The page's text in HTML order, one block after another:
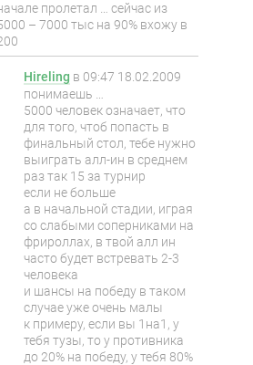
пролетал … сейчас из
– 7000 тыс на 90% вхожу в
Hireling в 09:47 18.02.2009
понимаешь …
5000 человек означает, что
для того, чтоб попасть в
финальный стол, тебе нужно
выиграть алл-ин в среднем
раз так 15 за турнир
если не больше
а в начальной стадии, играя
со слабыми соперниками на
фрироллах, в твой алл ин
часто будет встревать 2-3
человека
и шансы на победу в таком
случае уже очень малы
к примеру, если вы 1на1, у
тебя тузы, то у противника
до 20% на победу, у тебя 80%